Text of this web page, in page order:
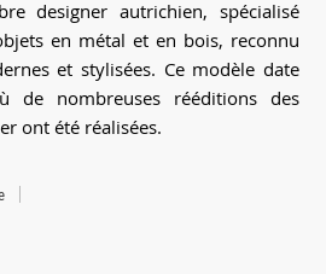
designer autrichien, spécialisé
en métal et en bois, reconnu
et stylisées. Ce modèle date
de nombreuses rééditions des
ont été réalisées.